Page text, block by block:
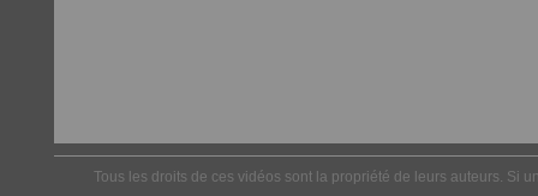
Tous les droits de ces vidéos sont la propriété de leurs auteurs. Si